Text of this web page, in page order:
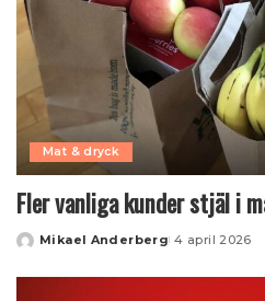
Mat & dryck
Fler vanliga kunder stjäl i
Posted
Mikael Anderberg 4 april 2026